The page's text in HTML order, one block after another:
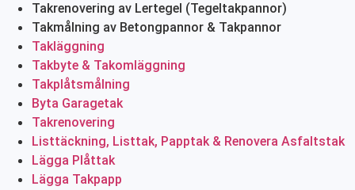
Takrenovering av Lertegel (Tegeltakpannor)
Takmålning av Betongpannor & Takpannor
Takläggning
Takbyte & Takomläggning
Takplåtsmålning
Byta Garagetak
Takrenovering
Listtäckning, Listtak, Papptak & Renovera Asfaltstak
Lägga Plåttak
Lägga Takpapp